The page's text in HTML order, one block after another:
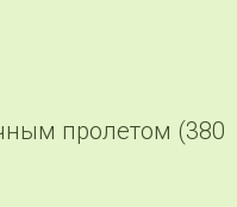
пролетом (380